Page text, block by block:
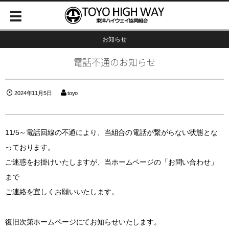
お知らせ
電話不通のお知らせ
2024年11月5日 toyo
11/5～電話回線の不通により、当組合の電話が繋がらない状態とな
っております。
ご迷惑をお掛けいたしますが、当ホームページの「お問い合わせ」
まで
ご連絡を宜しくお願いいたします。
復旧次第ホームページにてお知らせいたします。